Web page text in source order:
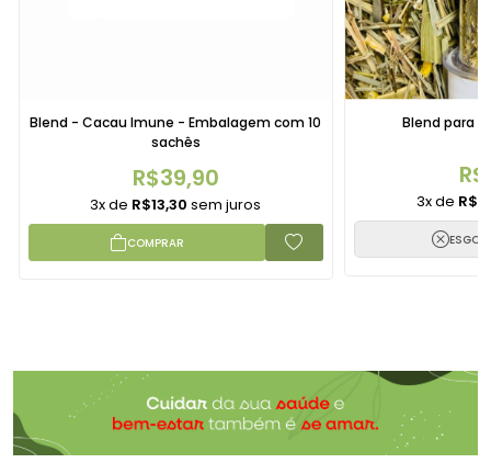
Blend - Cacau Imune - Embalagem com 10
sachês
R$39,90
3x de R$13,30 sem juros
COMPRAR
Blend para
3x de